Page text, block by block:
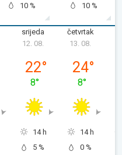
10 % 10 %
srijeda
12. 08.
22°
8°
14 h
5 %
četvrtak
13. 08.
24°
8°
14 h
0 %